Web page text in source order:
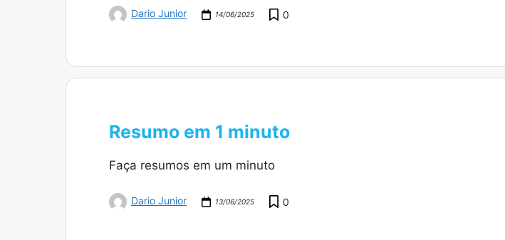
Dario Junior 14/06/2025 0
Resumo em 1 minuto
Faça resumos em um minuto
Dario Junior 13/06/2025 0